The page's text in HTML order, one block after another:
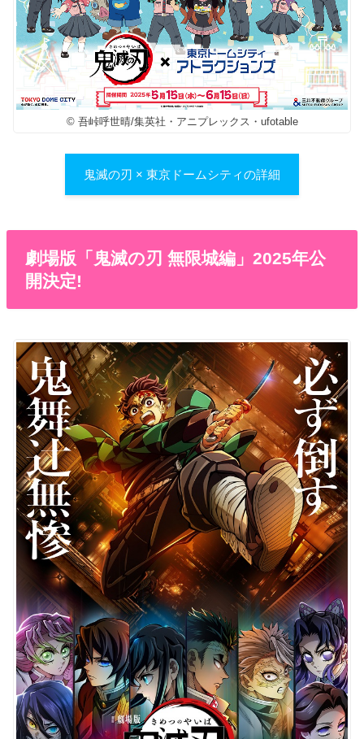
© 吾峠呼世晴/集英社・アニプレックス・ufotable
鬼滅の刃 × 東京ドームシティの詳細
劇場版「鬼滅の刃 無限城編」2025年公
開決定!